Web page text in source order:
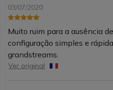
03/07/2020
Muito ruim para a ausência
configuração simples e
grandstreams.
Ver original